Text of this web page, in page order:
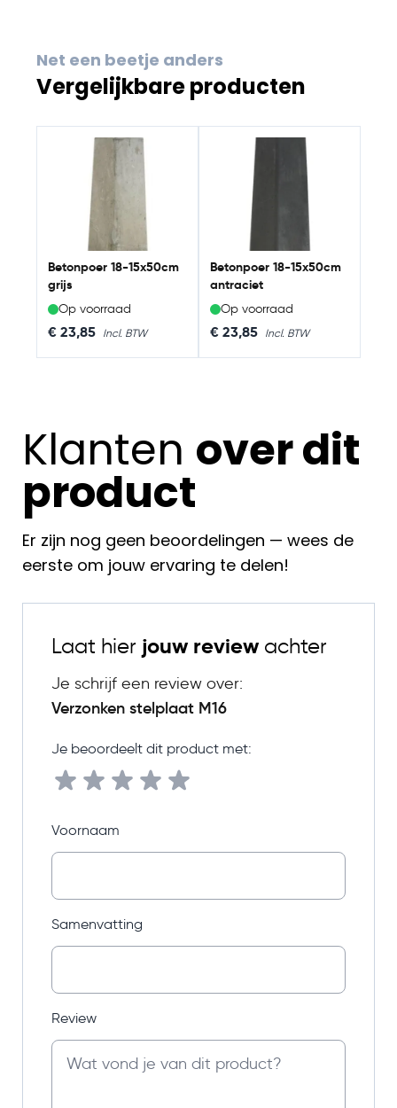
Net een beetje anders
Vergelijkbare producten
Navigating through the elements of the carousel is
Press to skip carousel
Betonpoer 18-15x50cm
grijs
Op voorraad
€ 23,85
Betonpoer 18-15x50cm
antraciet
Op voorraad
€ 23,85
Klanten over dit
product
Er zijn nog geen beoordelingen — wees de
eerste om jouw ervaring te delen!
Laat hier jouw review achter
Je schrijf een review over:
Verzonken stelplaat M16
Je beoordeelt dit product met:
Voornaam
Samenvatting
Review